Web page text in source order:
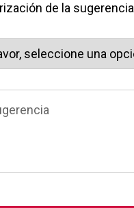
de la sugerencia